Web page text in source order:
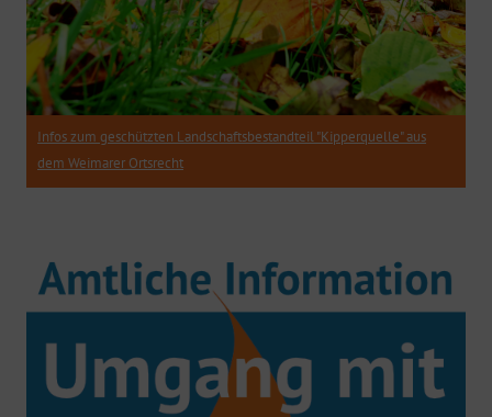
Infos zum geschützten Landschaftsbestandteil "Kipperquelle" aus
dem Weimarer Ortsrecht